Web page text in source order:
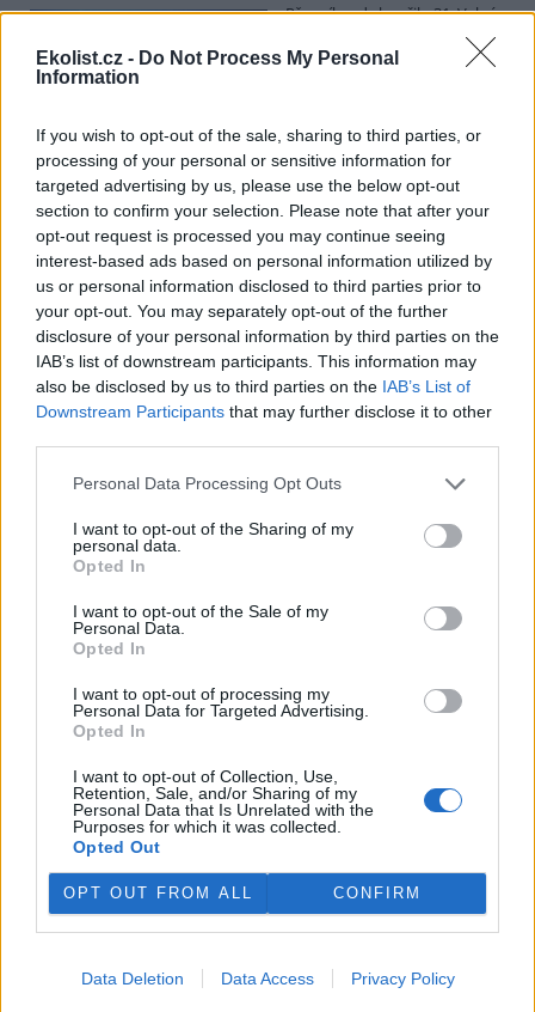
Ekolist.cz - Do Not Process My Personal
Information
If you wish to opt-out of the sale, sharing to third parties, or
processing of your personal or sensitive information for
targeted advertising by us, please use the below opt-out
section to confirm your selection. Please note that after your
opt-out request is processed you may continue seeing
interest-based ads based on personal information utilized by
us or personal information disclosed to third parties prior to
your opt-out. You may separately opt-out of the further
disclosure of your personal information by third parties on the
IAB’s list of downstream participants. This information may
also be disclosed by us to third parties on the IAB’s List of
Downstream Participants that may further disclose it to other
Personal Data Processing Opt Outs
I want to opt-out of the Sharing of my
personal data.
Opted In
I want to opt-out of the Sale of my
Personal Data.
Opted In
I want to opt-out of processing my
Personal Data for Targeted Advertising.
Opted In
I want to opt-out of Collection, Use,
Retention, Sale, and/or Sharing of my
Personal Data that Is Unrelated with the
Purposes for which it was collected.
Opted Out
OPT OUT FROM ALL CONFIRM
Data Deletion Data Access Privacy Policy
Přes víkend skončilo 31. Valné
shromáždění Mezinárodního
úřadu pro mořské dno (ISA),
jasně deklarovat, že snahy o nezákonnou hlubinnou těžbu
nebudou tolerovány.
Luboš Pavlovič: Veřejnost může do poloviny srpna
připomínkovat plavební kanál u Přelouče
3.8.2026
Diskuse: 16
Ministerstvo životního
prostředí oznámilo 14.
července 2026 zahájení
zjišťovacího řízení pro záměr
„Stupeň Přelouč II“ za asi 3,3
do Pardubic. Veřejnost může své vyjádření k vlivům této stavby na
životní prostředí poslat ministerstvu do 13. srpna 2026.
Kilian Kaminski: Evropa slibuje právo na opravu.
Budou ale opravy skutečně levnější?
Diskuse: 41
Členské státy nyní převádějí
legislativy. Podle společnosti
refurbed, evropským
marketplace s repasovanou elektronikou, však mohou i po
zavedení nových pravidel zůstat náklady na opravy natolik vysoké,
že pro spotřebitele bude stále výhodnější koupit nové zařízení.
Směrnice má přitom usnadnit opravy elektroniky i po skončení
záruční doby, zlepšit dostupnost náhradních dílů a zabránit
výrobcům, aby zásahy do zařízení zbytečně komplikovali nebo
znemožňovali. Nestanovuje však konkrétní cenový limit ani
způsob výpočtu ceny náhradních dílů a oprav.
31.7.2026